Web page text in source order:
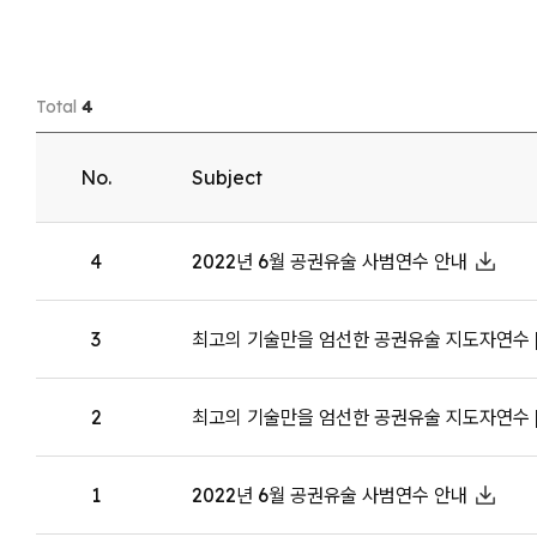
Total 4
No. Subject
4 2022년 6월 공권유술 사범연수 안내
3 최고의 기술만을 엄선한 공권유술 지도자연수
2 최고의 기술만을 엄선한 공권유술 지도자연수
1 2022년 6월 공권유술 사범연수 안내